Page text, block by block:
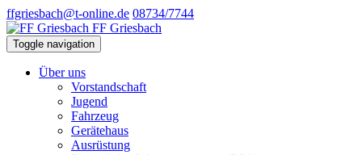
ffgriesbach@t-online.de 08734/7744
FF Griesbach
Toggle navigation
Über uns
Vorstandschaft
Jugend
Fahrzeug
Gerätehaus
Ausrüstung